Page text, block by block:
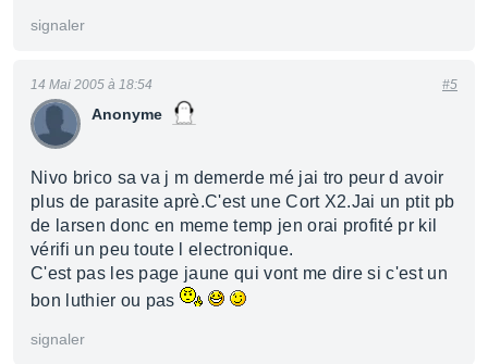
signaler
Anonyme
14 Mai 2005 à 18:54 #5
Nivo brico sa va j m demerde mé jai tro peur d avoir
plus de parasite aprè.C'est une Cort X2.Jai un ptit pb
de larsen donc en meme temp jen orai profité pr kil
vérifi un peu toute l electronique.
C'est pas les page jaune qui vont me dire si c'est un
bon luthier ou pas
signaler